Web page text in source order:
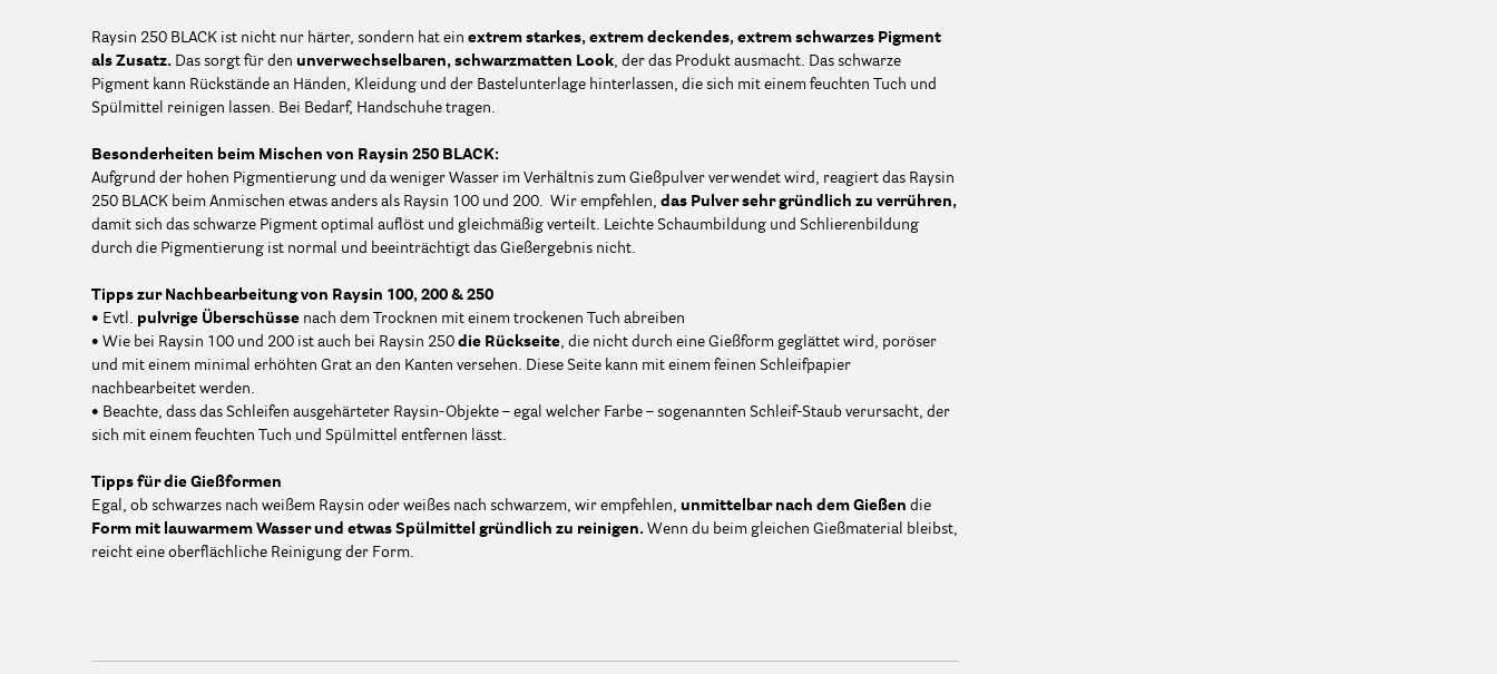
Raysin 250 BLACK ist nicht nur härter, sondern hat ein extrem starkes, extrem deckendes, extrem schwarzes Pigment
als Zusatz. Das sorgt für den unverwechselbaren, schwarzmatten Look , der das Produkt ausmacht. Das schwarze
Pigment kann Rückstände an Händen, Kleidung und der Bastelunterlage hinterlassen, die sich mit einem feuchten Tuch und
Spülmittel reinigen lassen. Bei Bedarf, Handschuhe tragen.
Besonderheiten beim Mischen von Raysin 250 BLACK:
Aufgrund der hohen Pigmentierung und da weniger Wasser im Verhältnis zum Gießpulver verwendet wird, reagiert das Raysin
250 BLACK beim Anmischen etwas anders als Raysin 100 und 200. Wir empfehlen, das Pulver sehr gründlich zu verrühren,
damit sich das schwarze Pigment optimal auflöst und gleichmäßig verteilt. Leichte Schaumbildung und Schlierenbildung
durch die Pigmentierung ist normal und beeinträchtigt das Gießergebnis nicht.
Tipps zur Nachbearbeitung von Raysin 100, 200 & 250
• Evtl. pulvrige Überschüsse nach dem Trocknen mit einem trockenen Tuch abreiben
• Wie bei Raysin 100 und 200 ist auch bei Raysin 250 die Rückseite , die nicht durch eine Gießform geglättet wird, poröser
und mit einem minimal erhöhten Grat an den Kanten versehen. Diese Seite kann mit einem feinen Schleifpapier
nachbearbeitet werden.
• Beachte, dass das Schleifen ausgehärteter Raysin-Objekte – egal welcher Farbe – sogenannten Schleif-Staub verursacht, der
sich mit einem feuchten Tuch und Spülmittel entfernen lässt.
Tipps für die Gießformen
Egal, ob schwarzes nach weißem Raysin oder weißes nach schwarzem, wir empfehlen, unmittelbar nach dem Gießen die
Form mit lauwarmem Wasser und etwas Spülmittel gründlich zu reinigen. Wenn du beim gleichen Gießmaterial bleibst,
reicht eine oberflächliche Reinigung der Form.